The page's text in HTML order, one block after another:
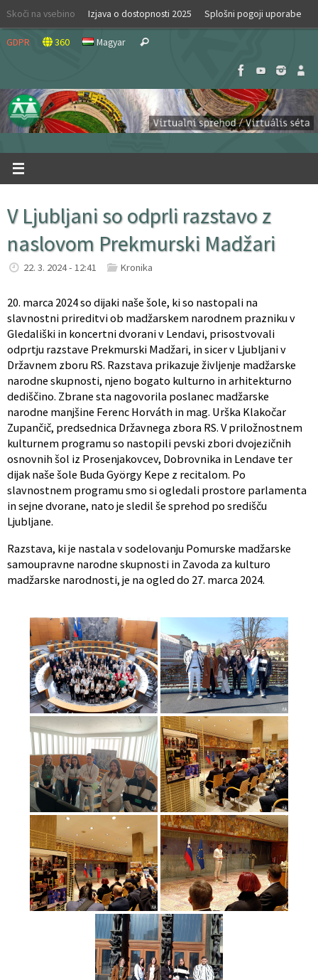
Skip
content
Skoči na vsebino Izjava o dostopnosti 2025 Splošni pogoji uporabe
GDPR 360 Magyar Search
V Ljubljani so odprli razstavo z
naslovom Prekmurski Madžari
22. 3. 2024 - 12:41 Kronika
20. marca 2024 so dijaki naše šole, ki so nastopali na
slavnostni prireditvi ob madžarskem narodnem prazniku v
Gledališki in koncertni dvorani v Lendavi, prisostvovali
odprtju razstave Prekmurski Madžari, in sicer v Ljubljani v
Državnem zboru RS. Razstava prikazuje življenje madžarske
narodne skupnosti, njeno bogato kulturno in arhitekturno
dediščino. Zbrane sta nagovorila poslanec madžarske
narodne manjšine Ferenc Horváth in mag. Urška Klakočar
Zupančič, predsednica Državnega zbora RS. V priložnostnem
kulturnem programu so nastopili pevski zbori dvojezičnih
osnovnih šol iz Prosenjakovcev, Dobrovnika in Lendave ter
dijak naše šole Buda György Kepe z recitalom. Po
slavnostnem programu smo si ogledali prostore parlamenta
in sejne dvorane, nato je sledil še sprehod po središču
Ljubljane.
Razstava, ki je nastala v sodelovanju Pomurske madžarske
samoupravne narodne skupnosti in Zavoda za kulturo
madžarske narodnosti, je na ogled do 27. marca 2024.